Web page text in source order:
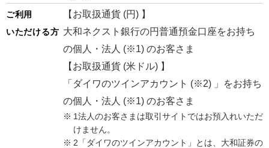
ご利用
いただける方
【お取扱通貨 (円) 】
大和ネクスト銀行の円普通預金口座をお持ち
の個人・法人 (※1) のお客さま
【お取扱通貨 (米ドル) 】
「ダイワのツインアカウント (※2) 」をお持ち
の個人・法人 (※1) のお客さま
1法人のお客さまは取引サイトではお預入れいただ
けません。
2「ダイワのツインアカウント」とは、大和証券の